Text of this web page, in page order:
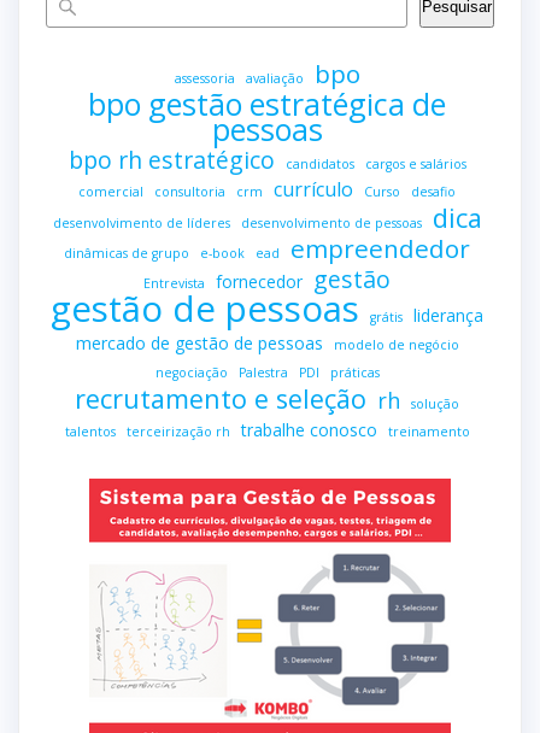
Pesquisar
assessoria avaliação bpo
bpo gestão estratégica de
pessoas
bpo rh estratégico candidatos
cargos e salários
comercial
consultoria crm currículo Curso
desafio
desenvolvimento de líderes
desenvolvimento de pessoas dica
dinâmicas de grupo e-book ead empreendedor
Entrevista fornecedor gestão
gestão de pessoas grátis
liderança
mercado de gestão de pessoas
modelo de negócio
negociação
Palestra PDI práticas
recrutamento e seleção rh
solução
talentos
terceirização rh trabalhe conosco treinamento